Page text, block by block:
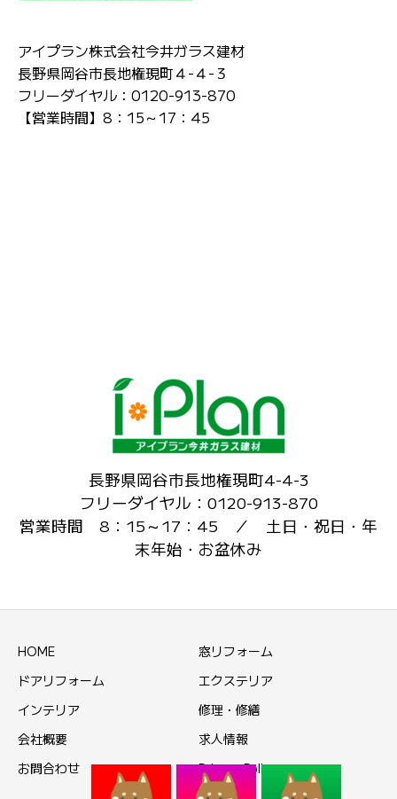
アイプラン株式会社今井ガラス建材
長野県岡谷市長地権現町４-４-３
フリーダイヤル：0120-913-870
【営業時間】8：15～17：45
長野県岡谷市長地権現町4-4-3
フリーダイヤル：0120-913-870
営業時間 8：15～17：45 ／ 土日・祝日・年
末年始・お盆休み
HOME
窓リフォーム
ドアリフォーム
エクステリア
インテリア
修理・修繕
会社概要
求人情報
お問合わせ
Privacy Policy